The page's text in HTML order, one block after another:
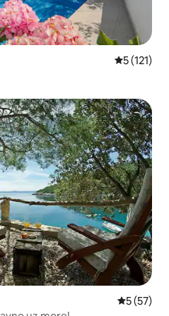
Prosječna
5 (121)
oznakom „Odabrali gosti”
Prosječna
5 (57)